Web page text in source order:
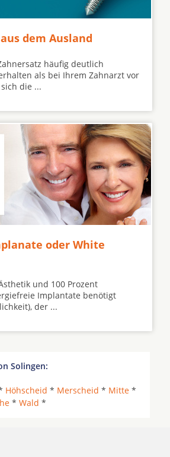
dem Ausland
häufig deutlich
als bei Ihrem Zahnarzt vor
die ...
oder White
und 100 Prozent
Implantate benötigt
der ...
Solingen:
Höhscheid * Merscheid * Mitte *
* Wald *
Nähe von Solingen Wald